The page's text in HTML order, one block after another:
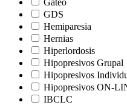
GDS
Hemiparesia
Hernias
Hiperlordosis
Hipopresivos Grupal
Hipopresivos
Hipopresivos ON-
IBCLC